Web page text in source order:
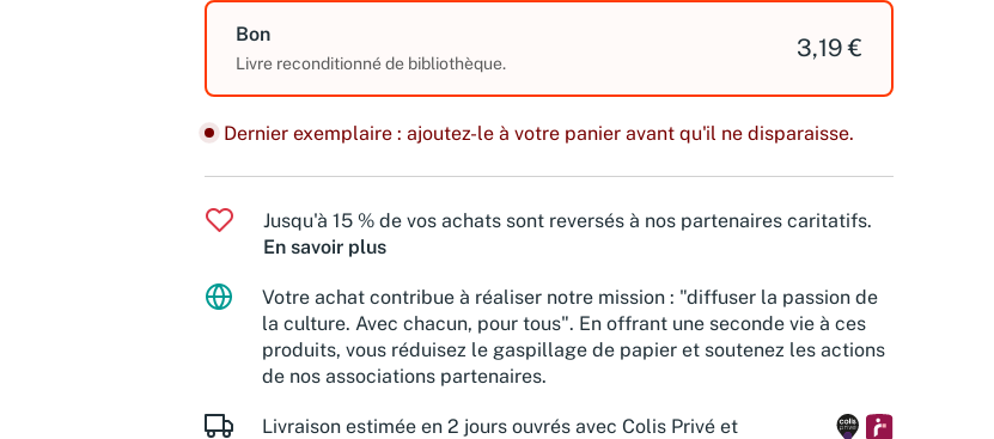
Bon
Livre reconditionné de bibliothèque.
3,19 €
Dernier exemplaire : ajoutez-le à votre panier avant qu'il ne disparaisse.
Jusqu'à 15 % de vos achats sont reversés à nos partenaires caritatifs.
En savoir plus
Votre achat contribue à réaliser notre mission : "diffuser la passion de
la culture. Avec chacun, pour tous". En offrant une seconde vie à ces
produits, vous réduisez le gaspillage de papier et soutenez les actions
de nos associations partenaires.
Livraison estimée en 2 jours ouvrés avec Colis Privé et